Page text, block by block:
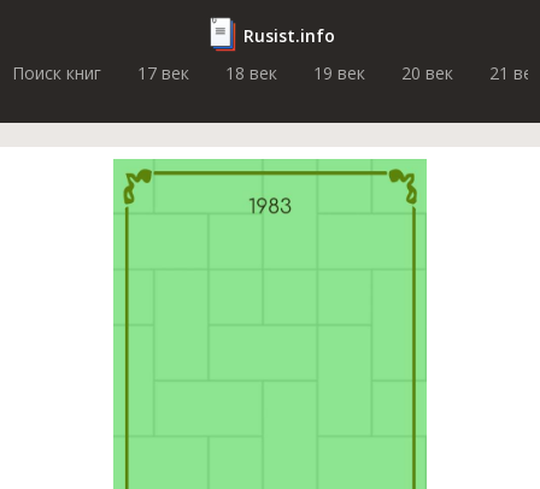
Rusist.info
Поиск книг
17 век 18 век 19 век 20 век 21 век